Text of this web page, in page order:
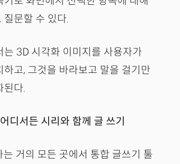
질문할 수 있다.
는 3D 시각화 이미지를 사용자가
하고, 그것을 바라보고 말을 걸기만
된다.
디서든 시리와 함께 글 쓰기
거의 모든 곳에서 통합 글쓰기 툴